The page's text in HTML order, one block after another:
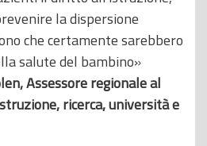
la dispersione
che certamente sarebbero
salute del bambino»
Assessore regionale al
ricerca, università e